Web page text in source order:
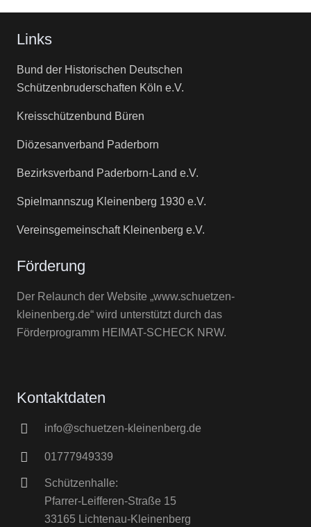
Links
Bund der Historischen Deutschen
Schützenbruderschaften Köln e.V.
Kreisschützenbund Büren
Diözesanverband Paderborn
Bezirksverband Paderborn-Land e.V.
Spielmannszug Kleinenberg 1930 e.V.
Vereinsgemeinschaft Kleinenberg e.V.
Förderung
Der Relaunch der Website „www.schuetzen-
kleinenberg.de“ wird unterstützt durch das
Förderprogramm HEIMAT-SCHECK NRW.
Kontaktdaten
info@schuetzen-kleinenberg.de
01777949339
Schützenhalle:
Pfarrer-Leifferen-Straße 15
33165 Lichtenau-Kleinenberg